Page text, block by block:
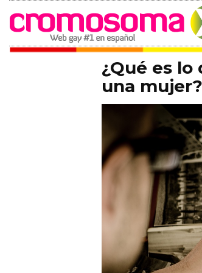
¿Qué es
una mujer?